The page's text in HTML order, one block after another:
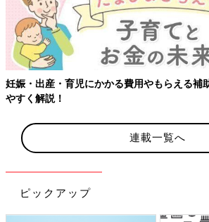
大根 ………3cm
にんじん ………2cm
しいたけ ………2枚
豚バラ薄切り………150g
小松菜 ………80g
油揚げ ………1枚
長ネギ ………1/3本
だし汁 ………3カップ（濃いめのだし）
塩 ………ひとつまみ
妊娠・出産・育児にかかる費用やもらえる補
やすく解説！
連載一覧へ
ピックアップ